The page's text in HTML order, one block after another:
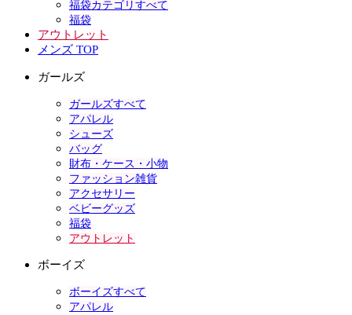
福袋カテゴリすべて
福袋
アウトレット
メンズ TOP
ガールズ
ガールズすべて
アパレル
シューズ
バッグ
財布・ケース・小物
ファッション雑貨
アクセサリー
ベビーグッズ
福袋
アウトレット
ボーイズ
ボーイズすべて
アパレル